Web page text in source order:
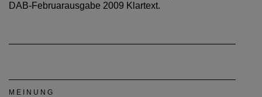
DAB-Februarausgabe 2009 Klartext.
MEINUNG